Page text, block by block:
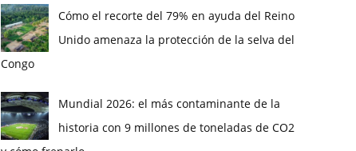
Cómo el recorte del 79% en ayuda del Reino
Unido amenaza la protección de la selva del
Congo
Mundial 2026: el más contaminante de la
historia con 9 millones de toneladas de CO2